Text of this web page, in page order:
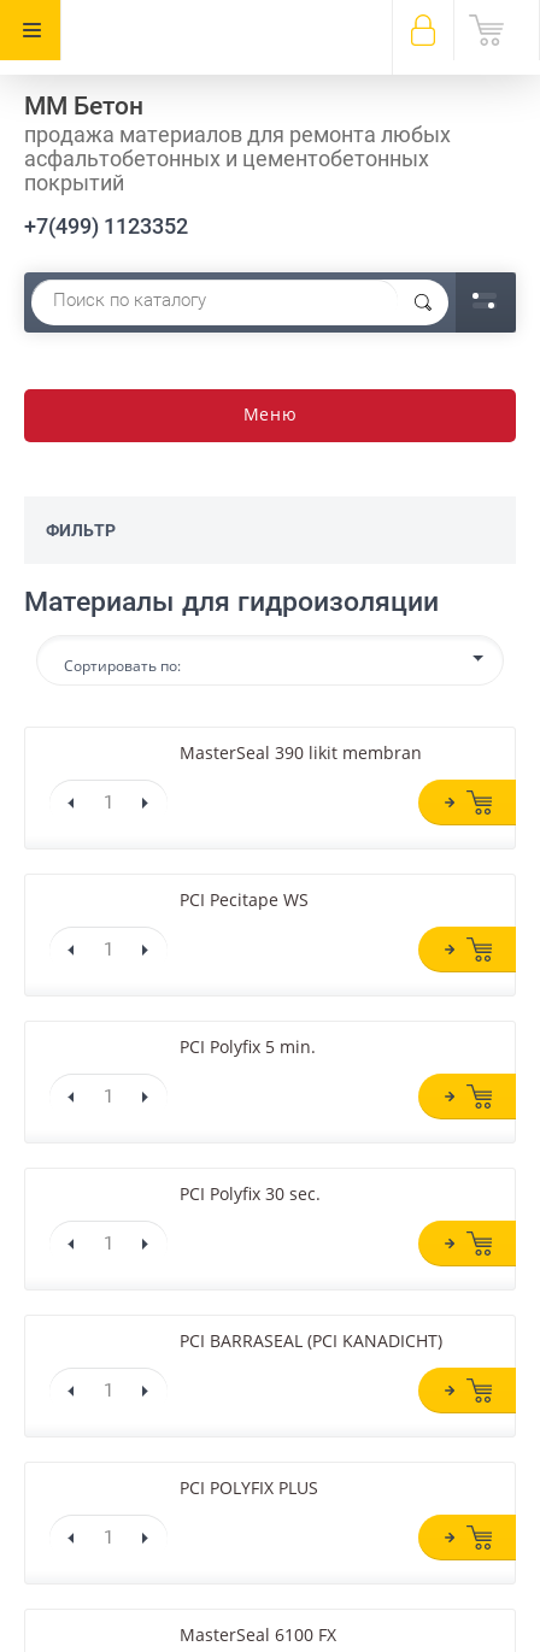
ММ Бетон
продажа материалов для ремонта любых
асфальтобетонных и цементобетонных
покрытий
+7(499) 1123352
Меню
ФИЛЬТР
Материалы для гидроизоляции
Сортировать по:
MasterSeal 390 likit membran
PCI Pecitape WS
PCI Polyfix 5 min.
PCI Polyfix 30 sec.
PCI BARRASEAL (PCI KANADICHT)
PCI POLYFIX PLUS
MasterSeal 6100 FX